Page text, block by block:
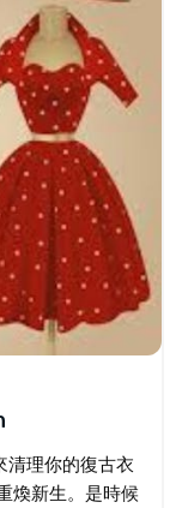
清理你的復古衣
煥新生。是時候